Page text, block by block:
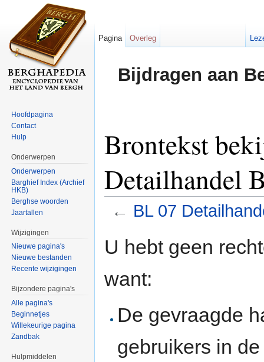
Bijdragen aan
Brontekst
Detailhandel
← BL 07
U hebt geen
want:
De gevraagde
gebruikers in
Pagina Overleg
Hoofdpagina
Contact
Hulp
Onderwerpen
Onderwerpen
Barghief Index (Archief
HKB)
Berghse woorden
Jaartallen
Wijzigingen
Nieuwe pagina's
Nieuwe bestanden
Recente wijzigingen
Bijzondere pagina's
Alle pagina's
Beginnetjes
Willekeurige pagina
Zandbak
Hulpmiddelen